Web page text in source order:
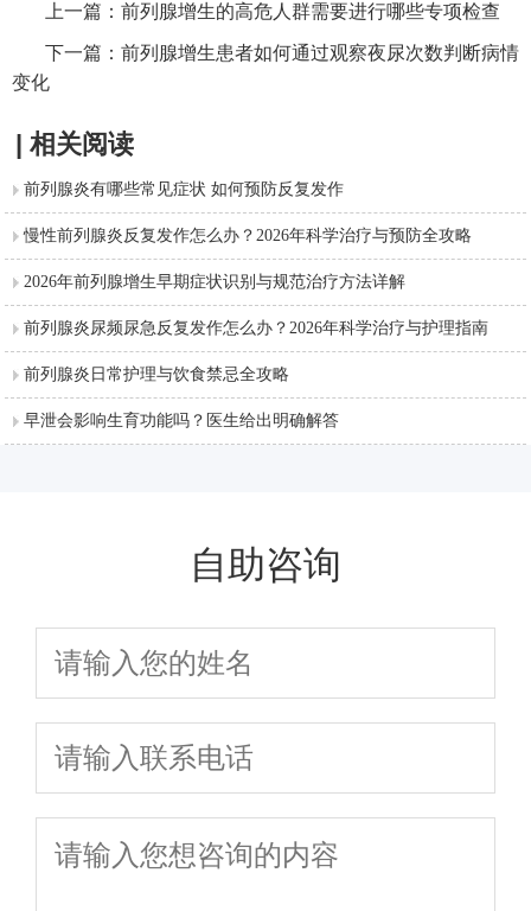
上一篇： 前列腺增生的高危人群需要进行哪些专项检查
下一篇： 前列腺增生患者如何通过观察夜尿次数判断病情
变化
| 相关阅读
前列腺炎有哪些常见症状 如何预防反复发作
慢性前列腺炎反复发作怎么办？2026年科学治疗与预防全攻略
2026年前列腺增生早期症状识别与规范治疗方法详解
前列腺炎尿频尿急反复发作怎么办？2026年科学治疗与护理指南
前列腺炎日常护理与饮食禁忌全攻略
早泄会影响生育功能吗？医生给出明确解答
自助咨询